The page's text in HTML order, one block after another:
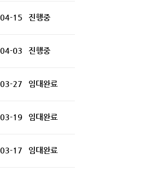
04-15 진행중
04-03 진행중
03-27 임대완료
03-19 임대완료
03-17 임대완료